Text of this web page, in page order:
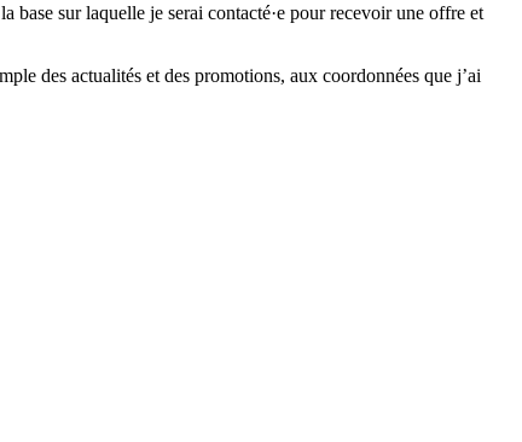
sur laquelle je serai contacté·e pour recevoir une offre et
des actualités et des promotions, aux coordonnées que j’ai